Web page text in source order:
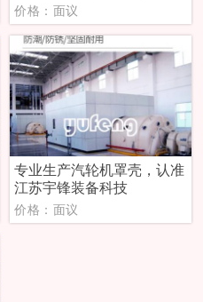
价格：面议
专业生产汽轮机罩壳，认准
江苏宇锋装备科技
价格：面议